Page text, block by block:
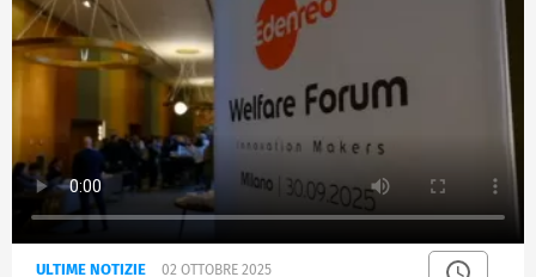
ULTIME NOTIZIE 02 OTTOBRE 2025